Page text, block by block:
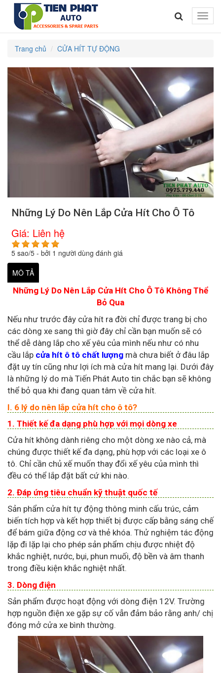
Toggle
Trang chủ CỬA HÍT TỰ ĐỘNG
Những Lý Do Nên Lắp Cửa Hít Cho Ô Tô
Giá: Liên hệ
5 sao/5 - bởi 1 người dùng đánh giá
MÔ TẢ
Những Lý Do Nên Lắp Cửa Hít Cho Ô Tô Không Thể
Bỏ Qua
Nếu như trước đây cửa hít ra đời chỉ được trang bị cho
các dòng xe sang thì giờ đây chỉ cần bạn muốn sẽ có
thể dễ dàng lắp cho xế yêu của mình nếu như có nhu
cầu lắp cửa hít ô tô chất lượng mà chưa biết ở đâu lắp
đặt uy tín cũng như lợi ích mà cửa hít mang lại. Dưới đây
là những lý do mà Tiến Phát Auto tin chắc bạn sẽ không
thể bỏ qua khi đang quan tâm về cửa hít.
I. 6 lý do nên lắp cửa hít cho ô tô?
1. Thiết kế đa dạng phù hợp với mọi dòng xe
Cửa hít không dành riêng cho một dòng xe nào cả, mà
chúng được thiết kế đa dạng, phù hợp với các loại xe ô
tô. Chỉ cần chủ xế muốn thay đổi xế yêu của mình thì
đều có thể lắp đặt bất cứ khi nào.
2. Đáp ứng tiêu chuẩn kỹ thuật quốc tế
Sản phẩm cửa hít tự động thông minh cấu trúc, cảm
biến tích hợp và kết hợp thiết bị được cấp bằng sáng chế
để bám giữa động cơ và thẻ khóa. Thử nghiệm tác động
lặp đi lặp lại cho phép sản phẩm chịu được nhiệt độ
khắc nghiệt, nước, bụi, phun muối, độ bền và âm thanh
trong điều kiện khắc nghiệt nhất.
3. Dòng điện
Sản phẩm được hoạt động với dòng điện 12V. Trường
hợp nguồn điện xe gặp sự cố vẫn đảm bảo rằng anh/ chị
đóng mở cửa xe bình thường.